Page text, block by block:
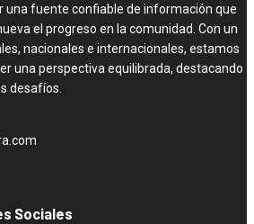
una fuente confiable de información que
el progreso en la comunidad. Con un
nacionales e internacionales, estamos
una perspectiva equilibrada, destacando
desafíos.
Sociales